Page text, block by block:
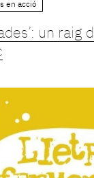
en acció
un raig